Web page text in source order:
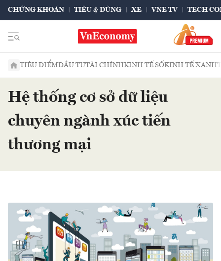
CHỨNG KHOÁN TIÊU & DÙNG XE VNE TV TECH
TIÊU ĐIỂMĐẦU TƯTÀI CHÍNHKINH TẾ SỐKINH TẾ XANH
Hệ thống cơ sở dữ liệu
chuyên ngành xúc tiến
thương mại